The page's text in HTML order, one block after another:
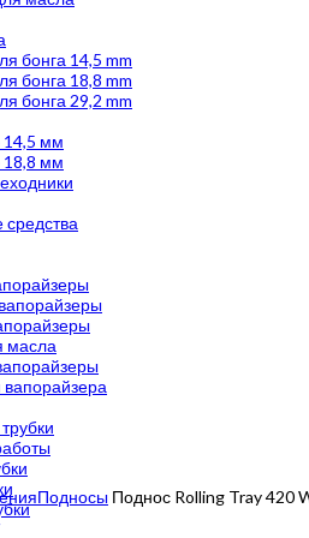
бонга 14,5 mm
бонга 18,8 mm
бонга 29,2 mm
14,5 мм
18,8 мм
масла
Подносы Поднос Rolling Tray 420